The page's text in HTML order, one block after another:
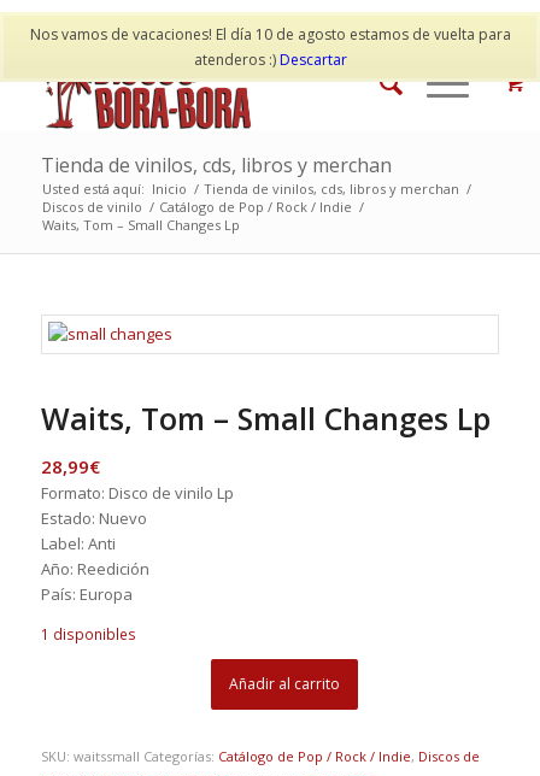
Nos vamos de vacaciones! El día 10 de agosto estamos de vuelta para
atenderos :)Descartar
Mi cuenta Contacto
Tienda de vinilos, cds, libros y merchan
Usted está aquí: Inicio / Tienda de vinilos, cds, libros y merchan /
Discos de vinilo / Catálogo de Pop / Rock / Indie /
Waits, Tom – Small Changes Lp
Waits, Tom – Small Changes Lp
28,99€
Formato: Disco de vinilo Lp
Estado: Nuevo
Label: Anti
Año: Reedición
País: Europa
1 disponibles
Añadir al carrito
SKU: waitssmall Categorías: Catálogo de Pop / Rock / Indie, Discos de